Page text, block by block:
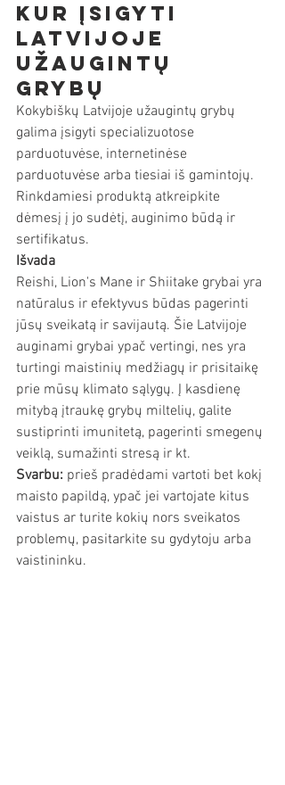
Kur įsigyti
Latvijoje
užaugintų
grybų
Kokybiškų Latvijoje užaugintų grybų
galima įsigyti specializuotose
parduotuvėse, internetinėse
parduotuvėse arba tiesiai iš gamintojų.
Rinkdamiesi produktą atkreipkite
dėmesį į jo sudėtį, auginimo būdą ir
sertifikatus.
Išvada
Reishi, Lion's Mane ir Shiitake grybai yra
natūralus ir efektyvus būdas pagerinti
jūsų sveikatą ir savijautą. Šie Latvijoje
auginami grybai ypač vertingi, nes yra
turtingi maistinių medžiagų ir prisitaikę
prie mūsų klimato sąlygų. Į kasdienę
mitybą įtraukę grybų miltelių, galite
sustiprinti imunitetą, pagerinti smegenų
veiklą, sumažinti stresą ir kt.
Svarbu: prieš pradėdami vartoti bet kokį
maisto papildą, ypač jei vartojate kitus
vaistus ar turite kokių nors sveikatos
problemų, pasitarkite su gydytoju arba
vaistininku.